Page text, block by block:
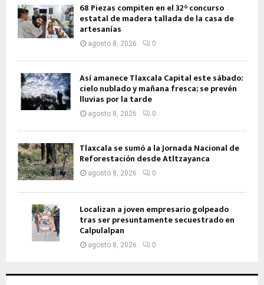
68 Piezas compiten en el 32° concurso
estatal de madera tallada de la casa de
artesanías
agosto 8, 2026 0
Así amanece Tlaxcala Capital este sábado:
cielo nublado y mañana fresca; se prevén
lluvias por la tarde
agosto 8, 2026 0
Tlaxcala se sumó a la Jornada Nacional de
Reforestación desde Atltzayanca
agosto 8, 2026 0
Localizan a joven empresario golpeado
tras ser presuntamente secuestrado en
Calpulalpan
agosto 8, 2026 0